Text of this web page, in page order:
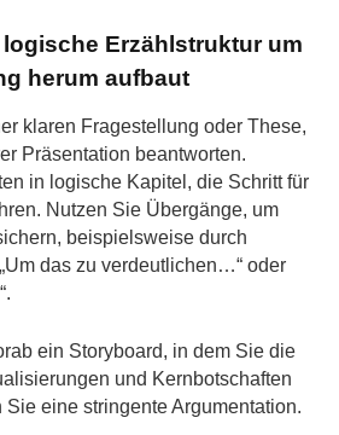
logische Erzählstruktur um
herum aufbaut
klaren Fragestellung oder These,
Präsentation beantworten.
in logische Kapitel, die Schritt für
Nutzen Sie Übergänge, um
beispielsweise durch
das zu verdeutlichen…“ oder
ein Storyboard, in dem Sie die
und Kernbotschaften
eine stringente Argumentation.